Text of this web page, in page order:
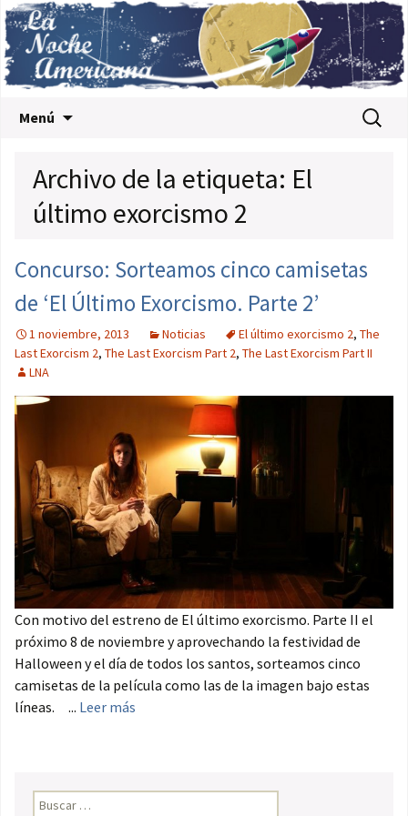
Menú Buscar:
Archivo de la etiqueta: El
último exorcismo 2
Concurso: Sorteamos cinco camisetas
de ‘El Último Exorcismo. Parte 2’
1 noviembre, 2013 Noticias El último exorcismo 2, The
Last Exorcism 2, The Last Exorcism Part 2, The Last Exorcism Part II
LNA
Con motivo del estreno de El último exorcismo. Parte II el
próximo 8 de noviembre y aprovechando la festividad de
Halloween y el día de todos los santos, sorteamos cinco
camisetas de la película como las de la imagen bajo estas
líneas. ... Leer más
Buscar: